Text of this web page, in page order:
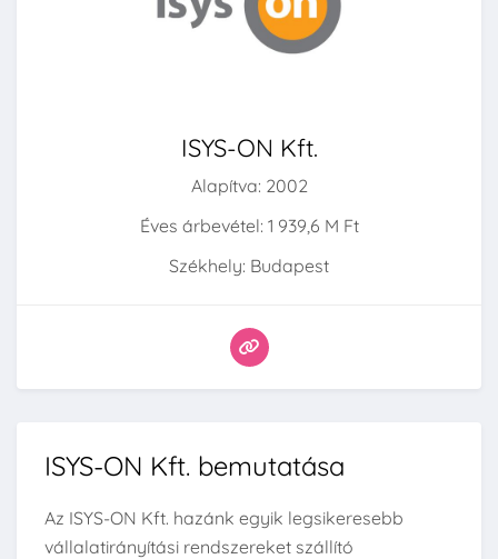
ISYS-ON Kft.
Alapítva: 2002
Éves árbevétel: 1 939,6 M Ft
Székhely: Budapest
ISYS-ON Kft. bemutatása
Az ISYS-ON Kft. hazánk egyik legsikeresebb
vállalatirányítási rendszereket szállító